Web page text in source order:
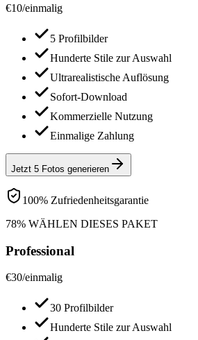
€10/einmalig
5 Profilbilder
Hunderte Stile zur Auswahl
Ultrarealistische Auflösung
Sofort-Download
Kommerzielle Nutzung
Einmalige Zahlung
Jetzt 5 Fotos generieren
100% Zufriedenheitsgarantie
78% WÄHLEN DIESES PAKET
Professional
€30/einmalig
30 Profilbilder
Hunderte Stile zur Auswahl